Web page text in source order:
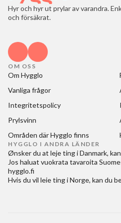
Hyr och hyr ut prylar av varandra.
och försäkrat.
OM OSS
Om Hygglo
Vanliga frågor
Integritetspolicy
Prylsvinn
Områden där Hygglo finns
HYGGLO I ANDRA LÄNDER
Ønsker du at leje ting i Danmark,
Jos haluat vuokrata tavaroita
hygglo.fi
Hvis du vil leie ting i Norge, kan du